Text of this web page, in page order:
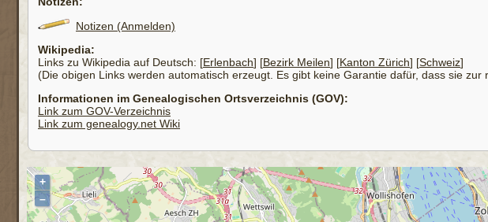
Notizen (Anmelden)
Wikipedia:
Links zu Wikipedia auf Deutsch: [Erlenbach] [Bezirk Meilen] [Kanton Zürich] [Schweiz]
(Die obigen Links werden automatisch erzeugt. Es gibt keine Garantie dafür, dass sie zur
Informationen im Genealogischen Ortsverzeichnis (GOV):
Link zum GOV-Verzeichnis
Link zum genealogy.net Wiki
+
–